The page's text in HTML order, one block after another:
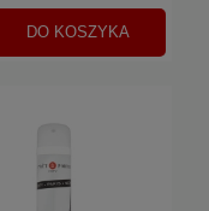
DO KOSZYKA